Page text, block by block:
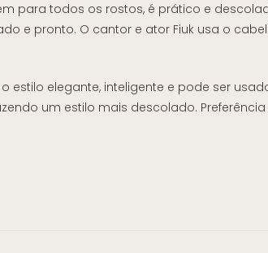
para todos os rostos, é prático e
e pronto. O cantor e ator Fiuk usa o
estilo elegante, inteligente e pode ser
um estilo mais descolado.